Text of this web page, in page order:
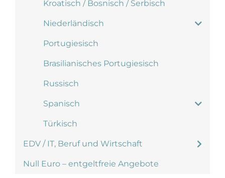
Kroatisch / Bosnisch / Serbisch
Niederländisch
Portugiesisch
Brasilianisches Portugiesisch
Russisch
Spanisch
Türkisch
EDV / IT, Beruf und Wirtschaft
Null Euro – entgeltfreie Angebote